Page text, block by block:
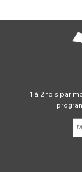
1 à 2 fois par